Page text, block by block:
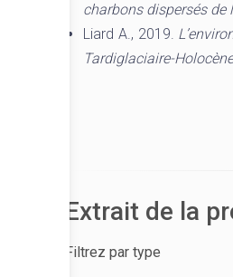
charbons dispersés de
Liard A., 2019.
Tardiglaciaire-Holocène
Extrait de la
Filtrez par type